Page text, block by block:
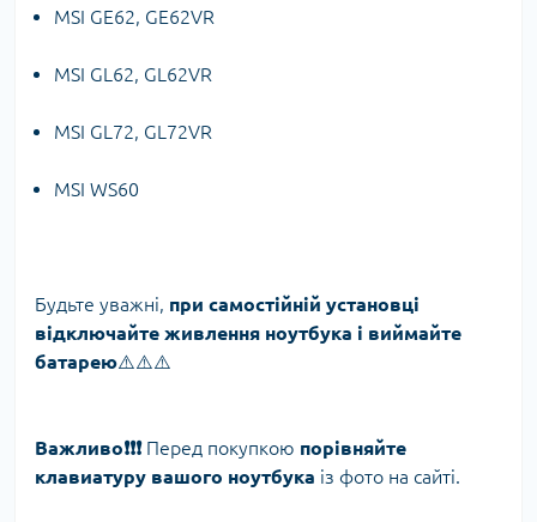
MSI GE62, GE62VR
MSI GL62, GL62VR
MSI GL72, GL72VR
MSI WS60
Будьте уважні, при самостійній установці
відключайте живлення ноутбука і виймайте
батарею⚠️⚠️⚠️
Важливо❗️❗️❗️Перед покупкою порівняйте
клавиатуру вашого ноутбука із фото на сайті.